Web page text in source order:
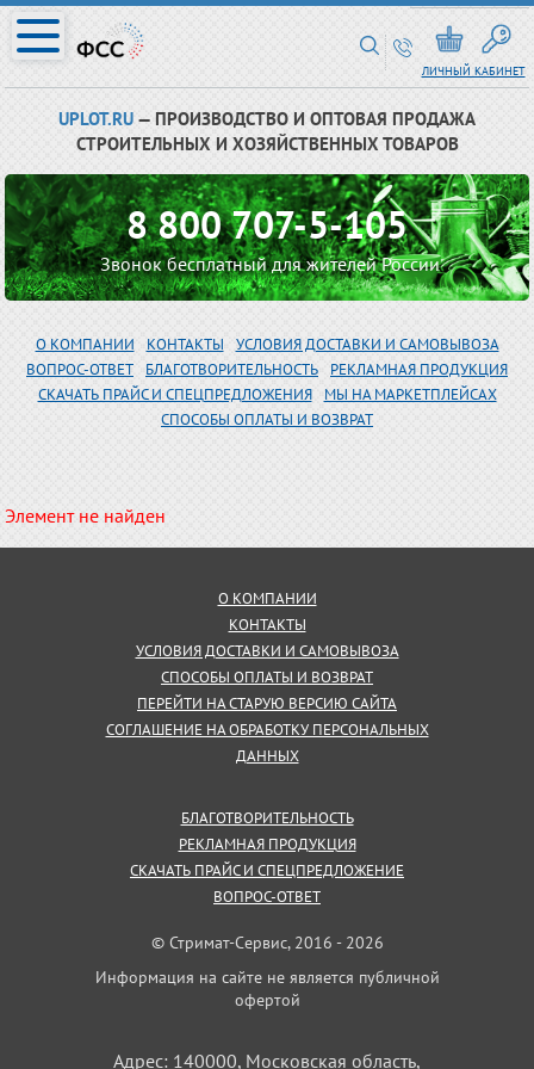
ЛИЧНЫЙ КАБИНЕТ
UPLOT.RU — ПРОИЗВОДСТВО И ОПТОВАЯ ПРОДАЖА
СТРОИТЕЛЬНЫХ И ХОЗЯЙСТВЕННЫХ ТОВАРОВ
8 800 707-5-105
Звонок бесплатный для жителей России
О КОМПАНИИ КОНТАКТЫ
УСЛОВИЯ ДОСТАВКИ И САМОВЫВОЗА
ВОПРОС-ОТВЕТ
БЛАГОТВОРИТЕЛЬНОСТЬ
РЕКЛАМНАЯ ПРОДУКЦИЯ
СКАЧАТЬ ПРАЙС И СПЕЦПРЕДЛОЖЕНИЯ
МЫ НА МАРКЕТПЛЕЙСАХ
СПОСОБЫ ОПЛАТЫ И ВОЗВРАТ
Элемент не найден
О КОМПАНИИ
КОНТАКТЫ
УСЛОВИЯ ДОСТАВКИ И САМОВЫВОЗА
СПОСОБЫ ОПЛАТЫ И ВОЗВРАТ
ПЕРЕЙТИ НА СТАРУЮ ВЕРСИЮ САЙТА
СОГЛАШЕНИЕ НА ОБРАБОТКУ ПЕРСОНАЛЬНЫХ
ДАННЫХ
БЛАГОТВОРИТЕЛЬНОСТЬ
РЕКЛАМНАЯ ПРОДУКЦИЯ
СКАЧАТЬ ПРАЙС И СПЕЦПРЕДЛОЖЕНИЕ
ВОПРОС-ОТВЕТ
© Стримат-Сервис, 2016 - 2026
Информация на сайте не является публичной
офертой
Адрес: 140000, Московская область,